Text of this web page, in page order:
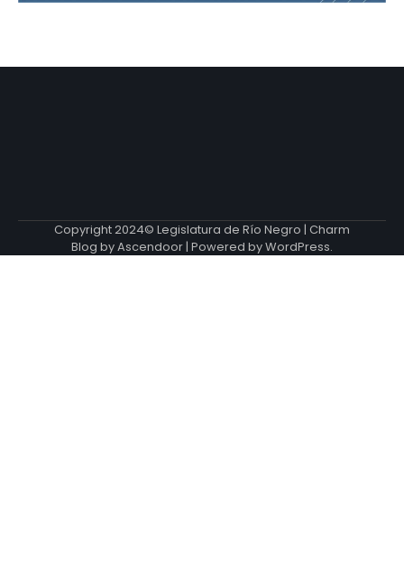
Copyright 2024© Legislatura de Río Negro | Charm
Blog byAscendoor| Powered byWordPress.